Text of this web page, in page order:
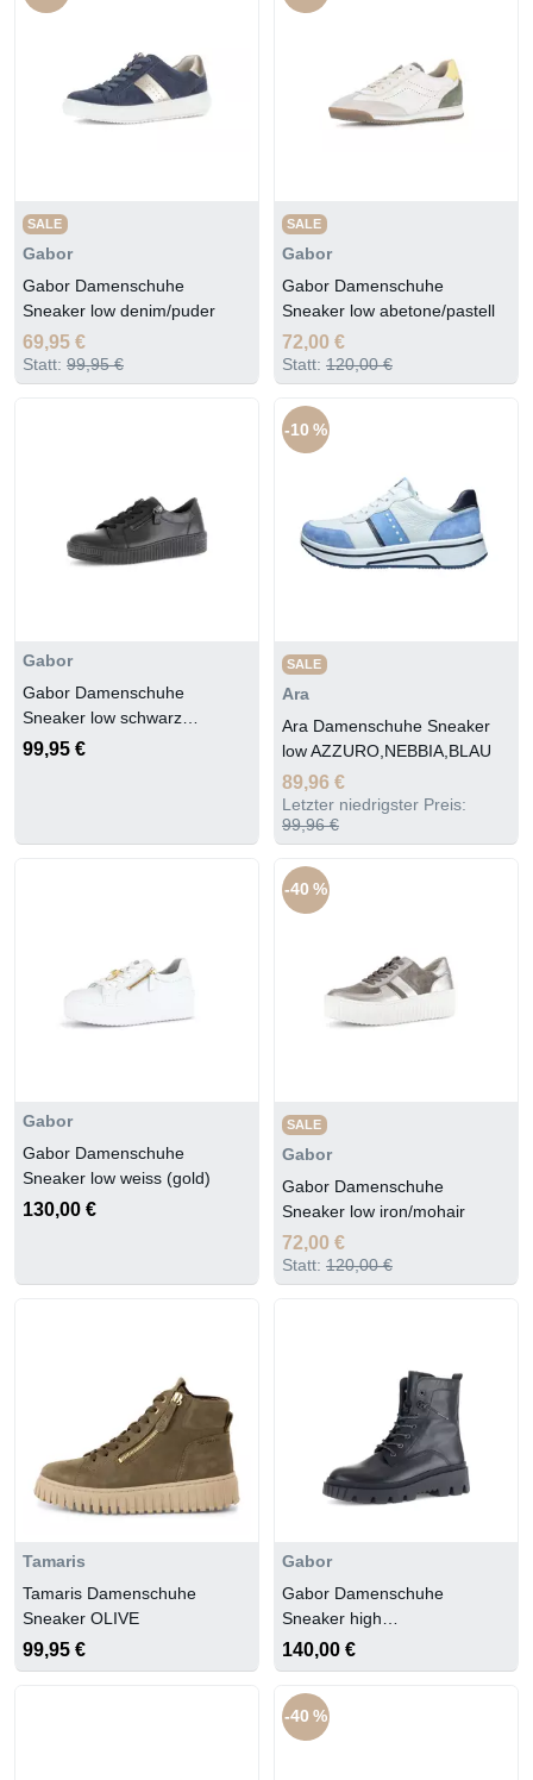
SALE
Gabor
Gabor Damenschuhe
Sneaker low denim/puder
69,95 €
Statt: 99,95 €
SALE
Gabor
Gabor Damenschuhe
Sneaker low abetone/pastell
72,00 €
Statt: 120,00 €
Gabor
Gabor Damenschuhe
Sneaker low schwarz
(schwarz)
99,95 €
SALE
Ara
Ara Damenschuhe Sneaker
low AZZURO,NEBBIA,BLAU
89,96 €
Letzter niedrigster Preis:
99,96 €
-10 %
Gabor
Gabor Damenschuhe
Sneaker low weiss (gold)
130,00 €
SALE
Gabor
Gabor Damenschuhe
Sneaker low iron/mohair
72,00 €
Statt: 120,00 €
-40 %
Tamaris
Tamaris Damenschuhe
Sneaker OLIVE
99,95 €
Gabor
Gabor Damenschuhe
Sneaker high
schwarz(Se.Strass)
140,00 €
-40 %